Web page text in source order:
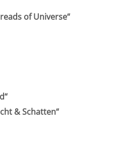
of Universe“
& Schatten“